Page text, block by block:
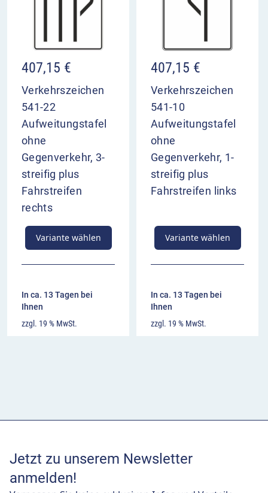
407,15 €
Verkehrszeichen
541-22
Aufweitungstafel
ohne
Gegenverkehr, 3-
streifig plus
Fahrstreifen
rechts
Variante wählen
In ca. 13 Tagen bei
Ihnen
zzgl. 19 % MwSt.
407,15 €
Verkehrszeichen
541-10
Aufweitungstafel
ohne
Gegenverkehr, 1-
streifig plus
Fahrstreifen links
Variante wählen
In ca. 13 Tagen bei
Ihnen
zzgl. 19 % MwSt.
Jetzt zu unserem Newsletter
anmelden!